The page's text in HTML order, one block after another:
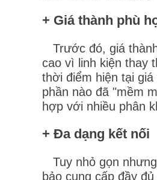
+ Giá thành phù
Trước đó, giá
cao vì linh kiện thay
thời điểm hiện tại
phần nào đã "mềm
hợp với nhiều phân
+ Đa dạng kết nối
Tuy nhỏ gọn
bảo cung cấp đầy